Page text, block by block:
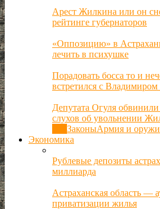
Арест Жилкина или он
рейтинге губернаторов
«Оппозицию» в
лечить в психушке
Порадовать босса то и
встретился с
Депутата Огуля
слухов об увольнении
ЗаконыАрмия и
Экономика
Рублевые депозиты
миллиарда
Астраханская область —
приватизации жилья